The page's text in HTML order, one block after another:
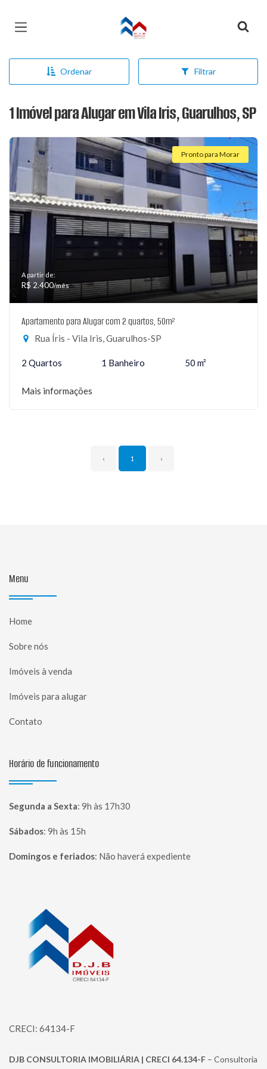
Página inicial
Ordenar Filtrar
1 Imóvel para Alugar em Vila Iris, Guarulhos, SP
Pronto para Morar
A partir de:
R$ 2.400/mês
Apartamento para Alugar com 2 quartos, 50m²
Rua Íris - Vila Iris, Guarulhos-SP
2 Quartos 1 Banheiro 50 m²
Mais informações
‹ 1 ›
Menu
Home
Sobre nós
Imóveis à venda
Imóveis para alugar
Contato
Horário de funcionamento
Segunda a Sexta: 9h às 17h30
Sábados: 9h às 15h
Domingos e feriados: Não haverá expediente
CRECI: 64134-F
DJB CONSULTORIA IMOBILIÁRIA | CRECI 64.134-F – Consultoria